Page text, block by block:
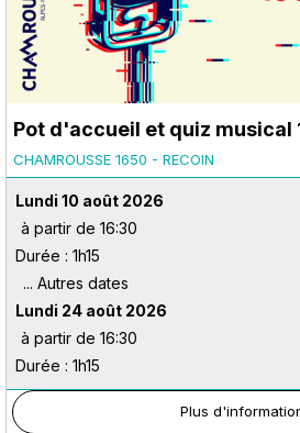
Pot d'accueil et quiz musical
CHAMROUSSE 1650 - RECOIN
Lundi 10 août 2026
à partir de 16:30
Durée : 1h15
Lundi 24 août 2026
à partir de 16:30
Durée : 1h15
Plus